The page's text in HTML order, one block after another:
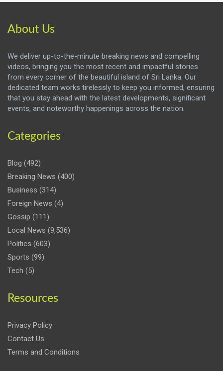
About Us
We deliver up-to-the-minute breaking news and compelling
videos, bringing you the most recent and impactful stories
from every corner of the beautiful island of Sri Lanka. Our
dedicated team works tirelessly to keep you informed, ensuring
that you stay ahead with the latest developments, significant
events, and noteworthy happenings across the nation.
Categories
Blog (492)
Breaking News (400)
Business (314)
Foreign News (4)
Gossip (111)
Local News (9,536)
Politics (603)
Sports (99)
Tech (5)
Resources
Privacy Policy
Contact Us
Terms and Conditions